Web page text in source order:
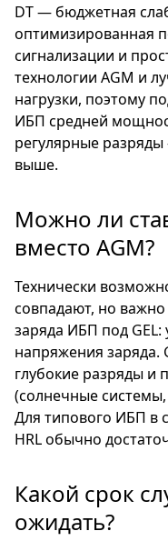
DT — бюджетная
оптимизированная
сигнализации и
технологии AGM и
нагрузки, поэтому
ИБП средней
регулярные
выше.
Можно ли
вместо AGM?
Технически
совпадают, но
заряда ИБП под GEL:
напряжения заряда.
глубокие разряды и
(солнечные
Для типового ИБП в
HRL обычно
Какой срок
ожидать?